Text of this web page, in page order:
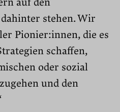
stehen. Wir
Pionier:innen, die es
schaffen,
oder sozial
und den